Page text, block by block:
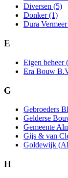
Diversen (5)
Donker (1)
Dura
E
Eigen beheer
Era Bouw
G
Gebroeders
Gelderse
Gemeente
Gijs & van
Goldewijk
H